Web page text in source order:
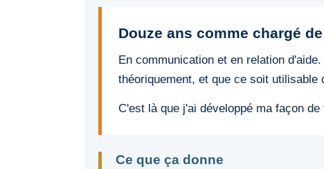
Douze ans comme chargé
En communication et en relation
théoriquement, et que ce soit utilisable
C'est là que j'ai développé ma façon
Ce que ça donne